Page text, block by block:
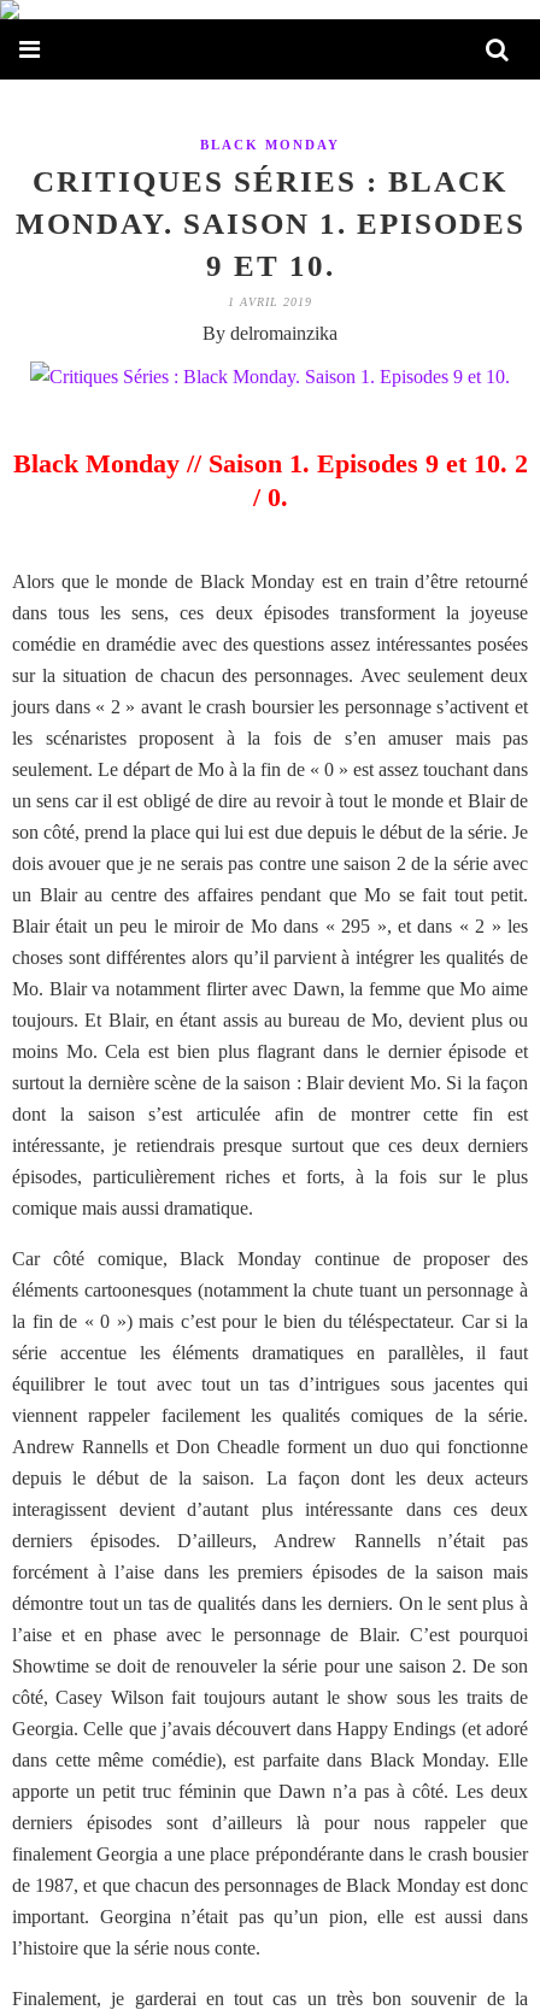
BLACK MONDAY
CRITIQUES SÉRIES : BLACK
MONDAY. SAISON 1. EPISODES
9 ET 10.
1 AVRIL 2019
By delromainzika
Black Monday // Saison 1. Episodes 9 et 10. 2
/ 0.
Alors que le monde de Black Monday est en train d’être retourné
dans tous les sens, ces deux épisodes transforment la joyeuse
comédie en dramédie avec des questions assez intéressantes posées
sur la situation de chacun des personnages. Avec seulement deux
jours dans « 2 » avant le crash boursier les personnage s’activent et
les scénaristes proposent à la fois de s’en amuser mais pas
seulement. Le départ de Mo à la fin de « 0 » est assez touchant dans
un sens car il est obligé de dire au revoir à tout le monde et Blair de
son côté, prend la place qui lui est due depuis le début de la série. Je
dois avouer que je ne serais pas contre une saison 2 de la série avec
un Blair au centre des affaires pendant que Mo se fait tout petit.
Blair était un peu le miroir de Mo dans « 295 », et dans « 2 » les
choses sont différentes alors qu’il parvient à intégrer les qualités de
Mo. Blair va notamment flirter avec Dawn, la femme que Mo aime
toujours. Et Blair, en étant assis au bureau de Mo, devient plus ou
moins Mo. Cela est bien plus flagrant dans le dernier épisode et
surtout la dernière scène de la saison : Blair devient Mo. Si la façon
dont la saison s’est articulée afin de montrer cette fin est
intéressante, je retiendrais presque surtout que ces deux derniers
épisodes, particulièrement riches et forts, à la fois sur le plus
comique mais aussi dramatique.
Car côté comique, Black Monday continue de proposer des
éléments cartoonesques (notamment la chute tuant un personnage à
la fin de « 0 ») mais c’est pour le bien du téléspectateur. Car si la
série accentue les éléments dramatiques en parallèles, il faut
équilibrer le tout avec tout un tas d’intrigues sous jacentes qui
viennent rappeler facilement les qualités comiques de la série.
Andrew Rannells et Don Cheadle forment un duo qui fonctionne
depuis le début de la saison. La façon dont les deux acteurs
interagissent devient d’autant plus intéressante dans ces deux
derniers épisodes. D’ailleurs, Andrew Rannells n’était pas
forcément à l’aise dans les premiers épisodes de la saison mais
démontre tout un tas de qualités dans les derniers. On le sent plus à
l’aise et en phase avec le personnage de Blair. C’est pourquoi
Showtime se doit de renouveler la série pour une saison 2. De son
côté, Casey Wilson fait toujours autant le show sous les traits de
Georgia. Celle que j’avais découvert dans Happy Endings (et adoré
dans cette même comédie), est parfaite dans Black Monday. Elle
apporte un petit truc féminin que Dawn n’a pas à côté. Les deux
derniers épisodes sont d’ailleurs là pour nous rappeler que
finalement Georgia a une place prépondérante dans le crash bousier
de 1987, et que chacun des personnages de Black Monday est donc
important. Georgina n’était pas qu’un pion, elle est aussi dans
l’histoire que la série nous conte.
Finalement, je garderai en tout cas un très bon souvenir de la